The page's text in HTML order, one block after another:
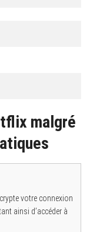
malgré
votre connexion
ainsi d’accéder à